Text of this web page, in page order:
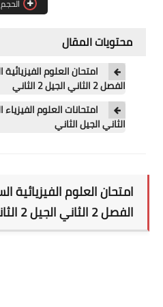
الحجم
محتويات المقال
الفصل 2 الثاني الجيل 2 الثاني
امتحانات العلوم
الثاني الجيل الثاني
الفصل 2 الثاني الجيل 2 الثاني